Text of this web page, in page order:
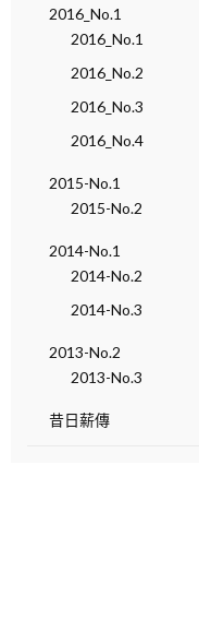
2016_No.1
2016_No.1
2016_No.2
2016_No.3
2016_No.4
2015-No.1
2015-No.2
2014-No.1
2014-No.2
2014-No.3
2013-No.2
2013-No.3
昔日薪傳